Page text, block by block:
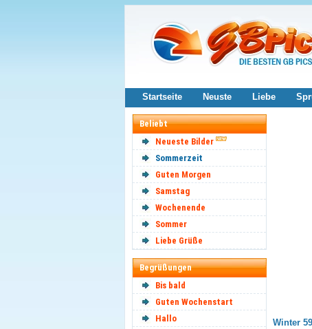
Startseite Neuste Liebe
Beliebt
Neueste Bilder
Sommerzeit
Guten Morgen
Samstag
Wochenende
Sommer
Liebe Grüße
Begrüßungen
Bis bald
Guten Wochenstart
Hallo
Winter